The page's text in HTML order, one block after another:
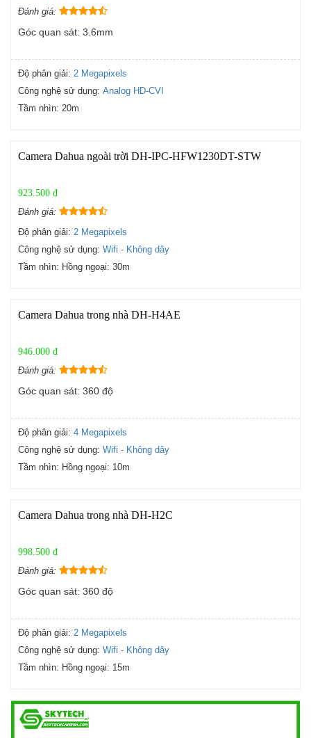
Đánh giá:
Góc quan sát: 3.6mm
Độ phân giải: 2 Megapixels
Công nghệ sử dụng: Analog HD-CVI
Tầm nhìn: 20m
Camera Dahua ngoài trời DH-IPC-HFW1230DT-STW
923.500 đ
Đánh giá:
Độ phân giải: 2 Megapixels
Công nghệ sử dụng: Wifi - Không dây
Tầm nhìn: Hồng ngoại: 30m
Camera Dahua trong nhà DH-H4AE
946.000 đ
Đánh giá:
Góc quan sát: 360 độ
Độ phân giải: 4 Megapixels
Công nghệ sử dụng: Wifi - Không dây
Tầm nhìn: Hồng ngoại: 10m
Camera Dahua trong nhà DH-H2C
998.500 đ
Đánh giá:
Góc quan sát: 360 độ
Độ phân giải: 2 Megapixels
Công nghệ sử dụng: Wifi - Không dây
Tầm nhìn: Hồng ngoại: 15m